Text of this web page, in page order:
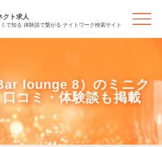
クト求人
ミで知る 体験談で繋がる ナイトワーク検索サイト
lounge 8）のミニク
コミ・体験談も掲載